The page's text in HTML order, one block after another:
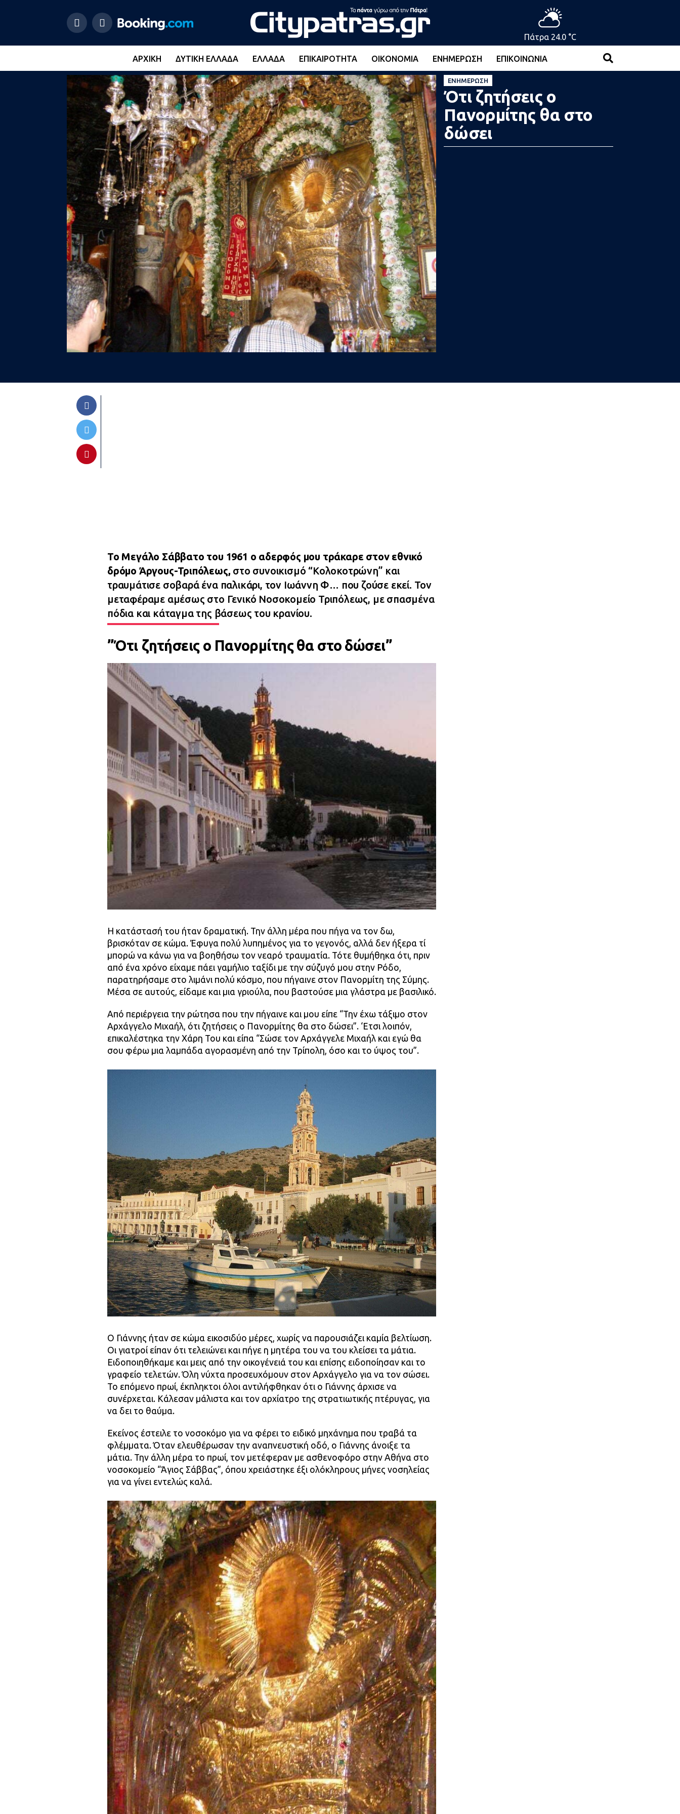
Πάτρα 24.0 °C
ΑΡΧΙΚΉ ΔΥΤΙΚΉ ΕΛΛΆΔΑ ΕΛΛΆΔΑ ΕΠΙΚΑΙΡΌΤΗΤΑ ΟΙΚΟΝΟΜΊΑ ΕΝΗΜΈΡΩΣΗ ΕΠΙΚΟΙΝΩΝΊΑ
ΕΝΗΜΈΡΩΣΗ
Ότι ζητήσεις ο
Πανορμίτης θα στο
δώσει
Το Μεγάλο Σάββατο του 1961 ο αδερφός μου τράκαρε στον εθνικό
δρόμο Άργους-Τριπόλεως, στο συνοικισμό “Κολοκοτρώνη” και
τραυμάτισε σοβαρά ένα παλικάρι, τον Ιωάννη Φ… που ζούσε εκεί. Τον
μεταφέραμε αμέσως στο Γενικό Νοσοκομείο Τριπόλεως, με σπασμένα
πόδια και κάταγμα της βάσεως του κρανίου.
”Ότι ζητήσεις ο Πανορμίτης θα στο δώσει”
Η κατάστασή του ήταν δραματική. Την άλλη μέρα που πήγα να τον δω,
βρισκόταν σε κώμα. Έφυγα πολύ λυπημένος για το γεγονός, αλλά δεν ήξερα τί
μπορώ να κάνω για να βοηθήσω τον νεαρό τραυματία. Τότε θυμήθηκα ότι, πριν
από ένα χρόνο είχαμε πάει γαμήλιο ταξίδι με την σύζυγό μου στην Ρόδο,
παρατηρήσαμε στο λιμάνι πολύ κόσμο, που πήγαινε στον Πανορμίτη της Σύμης.
Μέσα σε αυτούς, είδαμε και μια γριούλα, που βαστούσε μια γλάστρα με βασιλικό.
Από περιέργεια την ρώτησα που την πήγαινε και μου είπε “Την έχω τάξιμο στον
Αρχάγγελο Μιχαήλ, ότι ζητήσεις ο Πανορμίτης θα στο δώσει”. ‘Ετσι λοιπόν,
επικαλέστηκα την Χάρη Του και είπα “Σώσε τον Αρχάγγελε Μιχαήλ και εγώ θα
σου φέρω μια λαμπάδα αγορασμένη από την Τρίπολη, όσο και το ύψος του”.
Ο Γιάννης ήταν σε κώμα εικοσιδύο μέρες, χωρίς να παρουσιάζει καμία βελτίωση.
Οι γιατροί είπαν ότι τελειώνει και πήγε η μητέρα του να του κλείσει τα μάτια.
Ειδοποιηθήκαμε και μεις από την οικογένειά του και επίσης ειδοποίησαν και το
γραφείο τελετών. Όλη νύχτα προσευχόμουν στον Αρχάγγελο για να τον σώσει.
Το επόμενο πρωί, έκπληκτοι όλοι αντιλήφθηκαν ότι ο Γιάννης άρχισε να
συνέρχεται. Κάλεσαν μάλιστα και τον αρχίατρο της στρατιωτικής πτέρυγας, για
να δει το θαύμα.
Εκείνος έστειλε το νοσοκόμο για να φέρει το ειδικό μηχάνημα που τραβά τα
φλέμματα. Όταν ελευθέρωσαν την αναπνευστική οδό, ο Γιάννης άνοιξε τα
μάτια. Την άλλη μέρα το πρωί, τον μετέφεραν με ασθενοφόρο στην Αθήνα στο
νοσοκομείο “Άγιος Σάββας”, όπου χρειάστηκε έξι ολόκληρους μήνες νοσηλείας
για να γίνει εντελώς καλά.